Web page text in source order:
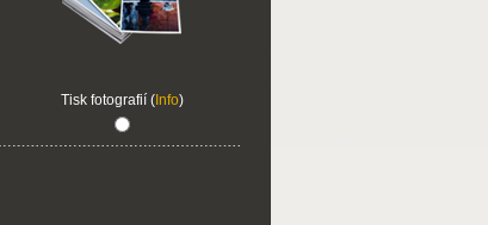
Tisk fotografií (Info)